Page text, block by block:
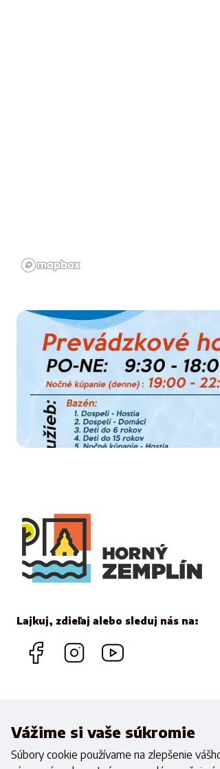
Lajkuj, zdieľaj alebo sleduj nás na:
Vážime si vaše súkromie
Súbory cookie používame na zlepšenie